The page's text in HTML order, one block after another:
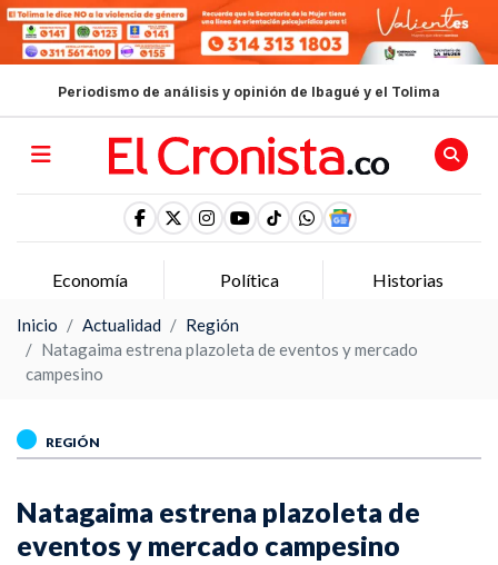
Periodismo de análisis y opinión de Ibagué y el Tolima
Economía Política Historias
Inicio Actualidad
Región
Natagaima estrena plazoleta de eventos y mercado
campesino
REGIÓN
Natagaima estrena plazoleta de
eventos y mercado campesino